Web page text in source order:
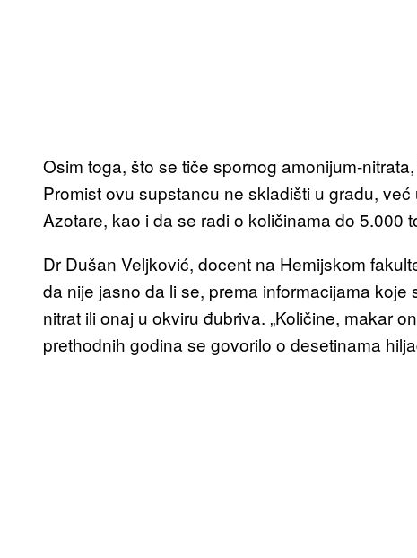
Osim toga, što se tiče spornog amonijum-
Promist ovu supstancu ne skladišti u gradu,
Azotare, kao i da se radi o količinama do 5.000
Dr Dušan Veljković, docent na Hemijskom
da nije jasno da li se, prema informacijama
nitrat ili onaj u okviru đubriva. „Količine, makar
prethodnih godina se govorilo o desetinama